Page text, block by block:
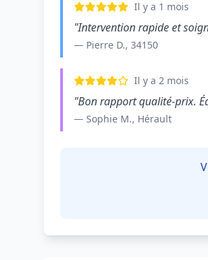
Il y a 1 mois
"Intervention rapide et
— Pierre D., 34150
Il y a 2 mois
"Bon rapport qualité-prix.
— Sophie M., Hérault